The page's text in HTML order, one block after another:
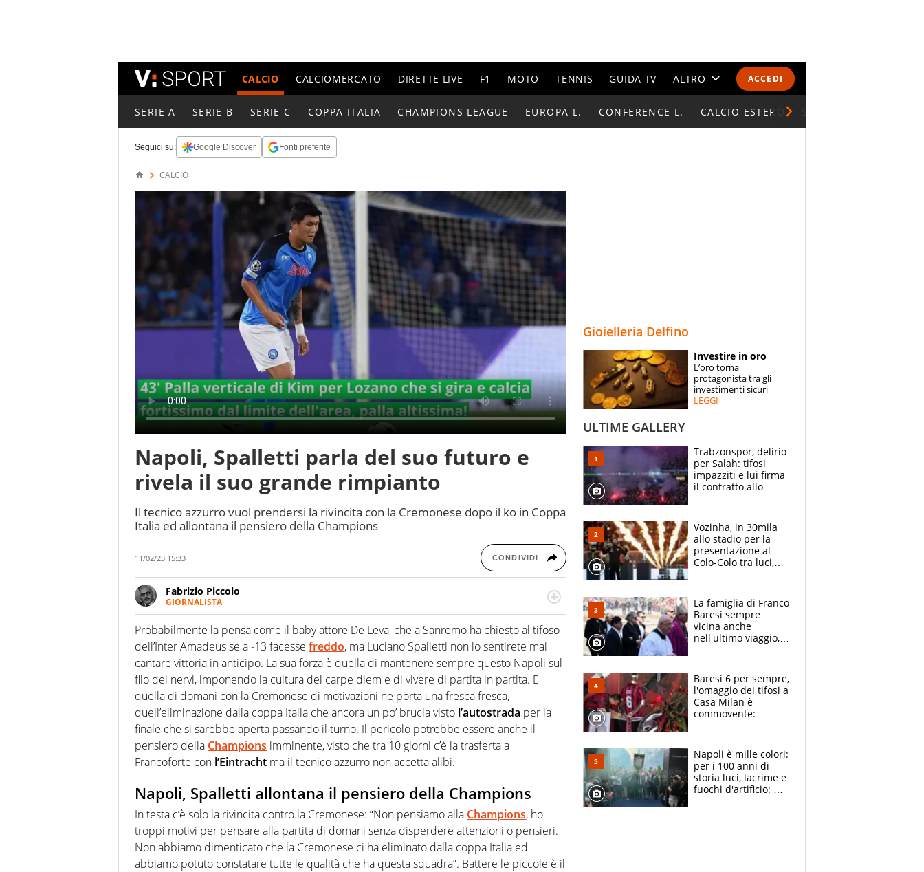
ACCEDI
CALCIO CALCIOMERCATO DIRETTE LIVE F1 MOTO TENNIS GUIDA TV ALTRO
CALENDARI E CLASSIFICHE
ESPERTI
CONTATTI
SERIE A SERIE B SERIE C COPPA ITALIA CHAMPIONS LEAGUE EUROPA L. CONFERENCE L. CALCIO ESTERO
Seguici su: Google Discover Fonti preferite
CALCIO
Napoli, Spalletti parla del suo futuro e
rivela il suo grande rimpianto
Il tecnico azzurro vuol prendersi la rivincita con la Cremonese dopo il ko in Coppa
Italia ed allontana il pensiero della Champions
11/02/23 15:33 CONDIVIDI
Fabrizio Piccolo
GIORNALISTA
Nella sua carriera ha seguito numerose manifestazioni sportive e collaborato con
agenzie e testate. Esperienza, competenza, conoscenza e memoria storica. Si occupa
prevalentemente di calcio
Probabilmente la pensa come il baby attore De Leva, che a Sanremo ha chiesto al tifoso
dell’Inter Amadeus se a -13 facesse freddo, ma Luciano Spalletti non lo sentirete mai
cantare vittoria in anticipo. La sua forza è quella di mantenere sempre questo Napoli sul
filo dei nervi, imponendo la cultura del carpe diem e di vivere di partita in partita. E
quella di domani con la Cremonese di motivazioni ne porta una fresca fresca,
quell’eliminazione dalla coppa Italia che ancora un po’ brucia visto l’autostrada per la
finale che si sarebbe aperta passando il turno. Il pericolo potrebbe essere anche il
pensiero della Champions imminente, visto che tra 10 giorni c’è la trasferta a
Francoforte con l’Eintracht ma il tecnico azzurro non accetta alibi.
Napoli, Spalletti allontana il pensiero della Champions
In testa c’è solo la rivincita contro la Cremonese: “Non pensiamo alla Champions, ho
troppi motivi per pensare alla partita di domani senza disperdere attenzioni o pensieri.
Non abbiamo dimenticato che la Cremonese ci ha eliminato dalla coppa Italia ed
abbiamo potuto constatare tutte le qualità che ha questa squadra”. Battere le piccole è il
Gioielleria Delfino
Investire in oro
L’oro torna
protagonista tra gli
investimenti sicuri
LEGGI
ULTIME GALLERY
Trabzonspor, delirio
per Salah: tifosi
impazziti e lui firma
il contratto allo
Vozinha, in 30mila
allo stadio per la
presentazione al
Colo-Colo tra luci,
La famiglia di Franco
Baresi sempre
vicina anche
nell'ultimo viaggio,
circondati
dall'affetto dei tifosi
Baresi 6 per sempre,
l'omaggio dei tifosi a
Casa Milan è
commovente:
bigliettini
Napoli è mille colori:
per i 100 anni di
storia luci, lacrime e
fuochi d'artificio: De